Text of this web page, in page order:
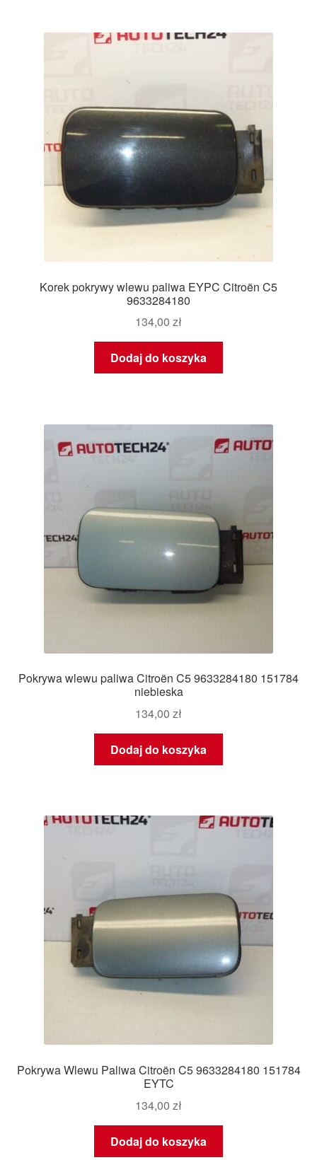
Korek pokrywy wlewu paliwa EYPC Citroën C5
9633284180
134,00 zł
Dodaj do koszyka
Pokrywa wlewu paliwa Citroën C5 9633284180 151784
niebieska
134,00 zł
Dodaj do koszyka
Pokrywa Wlewu Paliwa Citroën C5 9633284180 151784
EYTC
134,00 zł
Dodaj do koszyka